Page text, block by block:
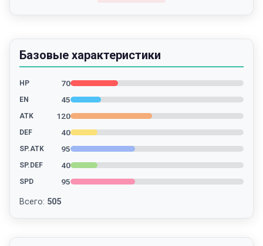
Базовые характеристики
HP 70
EN 45
ATK 120
DEF 40
SP.ATK 95
SP.DEF 40
SPD 95
Всего: 505